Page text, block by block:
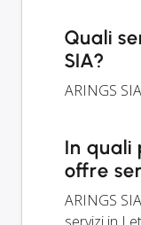
Quali
SIA?
ARINGS
In quali
offre
ARINGS